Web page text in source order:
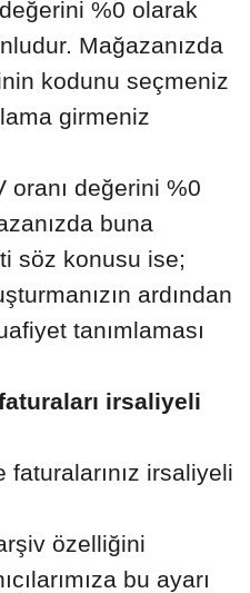
%0 olarak
Mağazanızda
kodunu seçmeniz
girmeniz
oranı değerini %0
buna
söz konusu ise;
ardından
tanımlaması
irsaliyeli
irsaliyeli
özelliğini
bu ayarı